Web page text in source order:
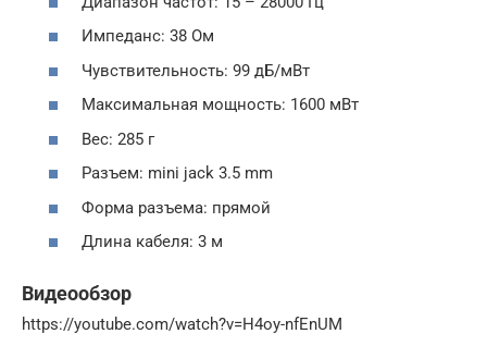
Импеданс: 38 Ом
Чувствительность: 99 дБ/мВт
Максимальная мощность: 1600 мВт
Вес: 285 г
Разъем: mini jack 3.5 mm
Форма разъема: прямой
Длина кабеля: 3 м
Видеообзор
https://youtube.com/watch?v=H4oy-nfEnUM